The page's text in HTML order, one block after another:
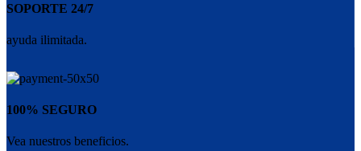
SOPORTE 24/7
ayuda ilimitada.
100% SEGURO
Vea nuestros beneficios.